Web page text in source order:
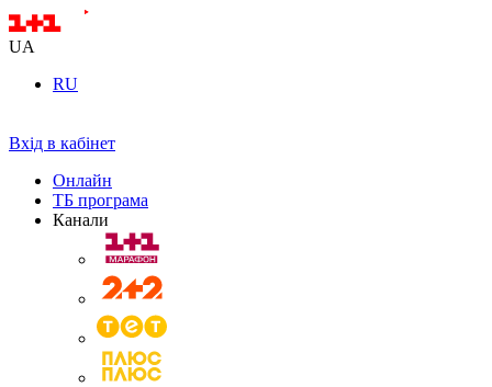
UA
RU
Вхід в кабінет
Онлайн
ТБ програма
Канали